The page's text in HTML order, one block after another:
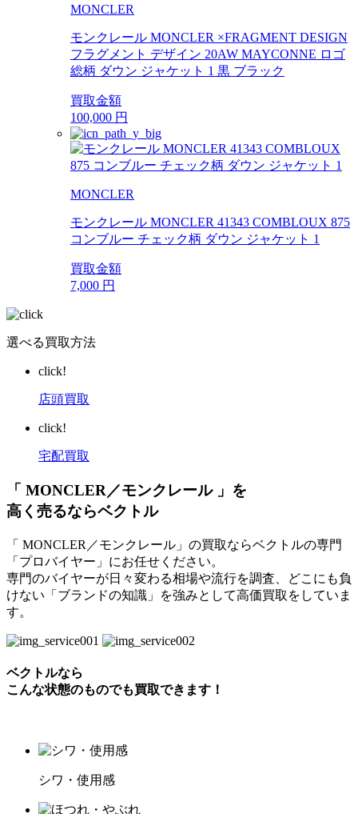
MONCLER
モンクレール MONCLER ×FRAGMENT DESIGN
フラグメント デザイン 20AW MAYCONNE ロゴ
総柄 ダウン ジャケット 1 黒 ブラック
買取金額
100,000 円
MONCLER
モンクレール MONCLER 41343 COMBLOUX 875
コンブルー チェック柄 ダウン ジャケット 1
買取金額
7,000 円
選べる買取方法
click!
店頭買取
click!
宅配買取
「 MONCLER／モンクレール 」を
高く売るならベクトル
「 MONCLER／モンクレール」の買取ならベクトルの専門
「プロバイヤー」にお任せください。
専門のバイヤーが日々変わる相場や流行を調査、どこにも負
けない「ブランドの知識」を強みとして高価買取をしていま
す。
ベクトルなら
こんな状態のものでも買取できます！
シワ・使用感